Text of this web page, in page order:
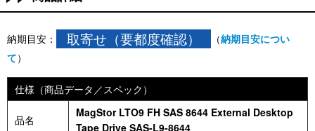
納期目安： 取寄せ（要都度確認） （納期目安につい
て）
仕様（商品データ／スペック）
品名
MagStor LTO9 FH SAS 8644 External Desktop
Tape Drive SAS-L9-8644